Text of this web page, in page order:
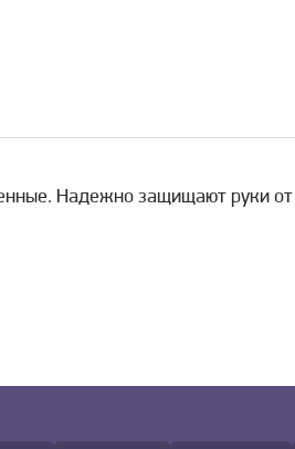
Надежно защищают руки от